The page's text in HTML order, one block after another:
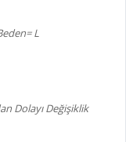
L
Dolayı Değişiklik